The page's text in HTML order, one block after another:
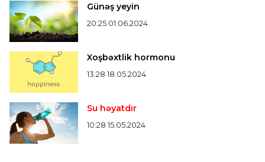
Günəş yeyin
20:25 01.06.2024
Xoşbəxtlik hormonu
13:28 18.05.2024
Su həyatdır
10:28 15.05.2024